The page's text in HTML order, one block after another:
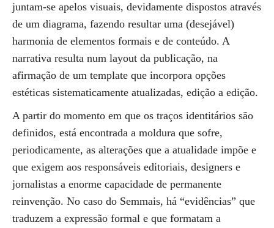
juntam-se apelos visuais, devidamente dispostos através
de um diagrama, fazendo resultar uma (desejável)
harmonia de elementos formais e de conteúdo. A
narrativa resulta num layout da publicação, na
afirmação de um template que incorpora opções
estéticas sistematicamente atualizadas, edição a edição.
A partir do momento em que os traços identitários são
definidos, está encontrada a moldura que sofre,
periodicamente, as alterações que a atualidade impõe e
que exigem aos responsáveis editoriais, designers e
jornalistas a enorme capacidade de permanente
reinvenção. No caso do Semmais, há “evidências” que
traduzem a expressão formal e que formatam a